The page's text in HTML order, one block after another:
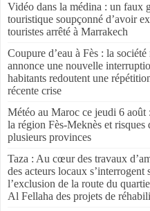
Vidéo dans la médina : un faux
touristique soupçonné d’avoir
touristes arrêté à Marrakech
Coupure d’eau à Fès : la
annonce une nouvelle
habitants redoutent une
récente crise
Météo au Maroc ce jeudi 6 août
la région Fès-Meknès et risques
plusieurs provinces
Taza : Au cœur des travaux
des acteurs locaux s’interrogent
l’exclusion de la route du
Al Fellaha des projets de